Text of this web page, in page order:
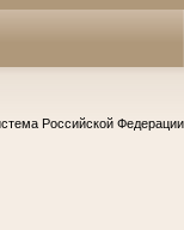
Российской